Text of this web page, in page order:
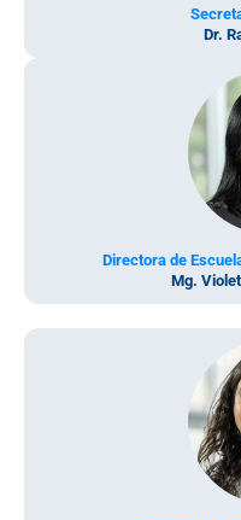
Dr.
Directora de
Mg.